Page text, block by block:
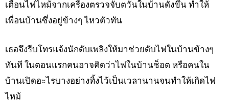
เตือนไฟไหม้จากเครื่องตรวจจับตวันในบ้านดังขึ้น ทำให้
เพื่อนบ้านซึ่งอยู่ข้างๆ ไหวตัวทัน
เธอจึงรีบโทรแจ้งนักดับเพลิงให้มาช่วยดับไฟในบ้านข้างๆ
ทันที ในตอนแรกคนอาจคิดว่าไฟในบ้านช็อต หรือคนใน
บ้านเปิดอะไรบางอย่างทิ้งไว้เป็นเวลานานจนทำให้เกิดไฟ
ไหม้